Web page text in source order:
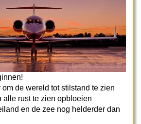
de wereld tot stilstand te zien
alle rust te zien opbloeien
en de zee nog helderder dan